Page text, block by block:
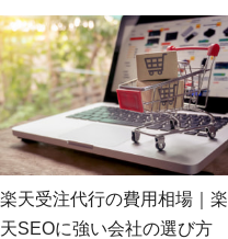
楽天受注代行の費用相場｜楽
天SEOに強い会社の選び方